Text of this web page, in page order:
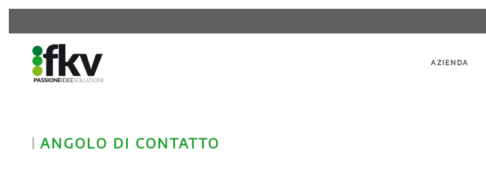
AZIENDA
ANGOLO DI CONTATTO